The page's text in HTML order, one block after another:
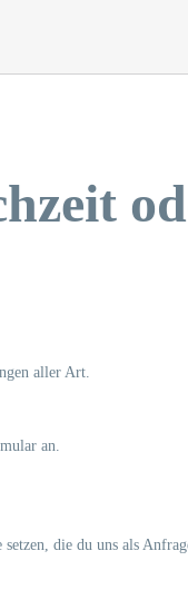
aller Art.
an.
die du uns als